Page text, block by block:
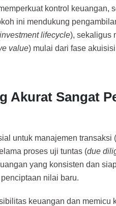
kontrol keuangan,
ini mendukung
investment lifecycle), sekaligus
value) mulai dari fase
Akurat Sangat
untuk manajemen transaksi (
proses uji tuntas (due
yang konsisten dan
nilai baru.
keuangan dan memicu